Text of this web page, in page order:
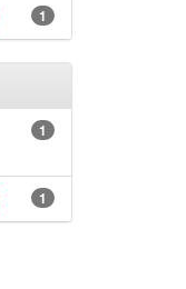
1
1
1